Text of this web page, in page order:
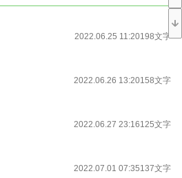
2022.06.25 11:20198文字
2022.06.26 13:20158文字
2022.06.27 23:16125文字
2022.07.01 07:35137文字